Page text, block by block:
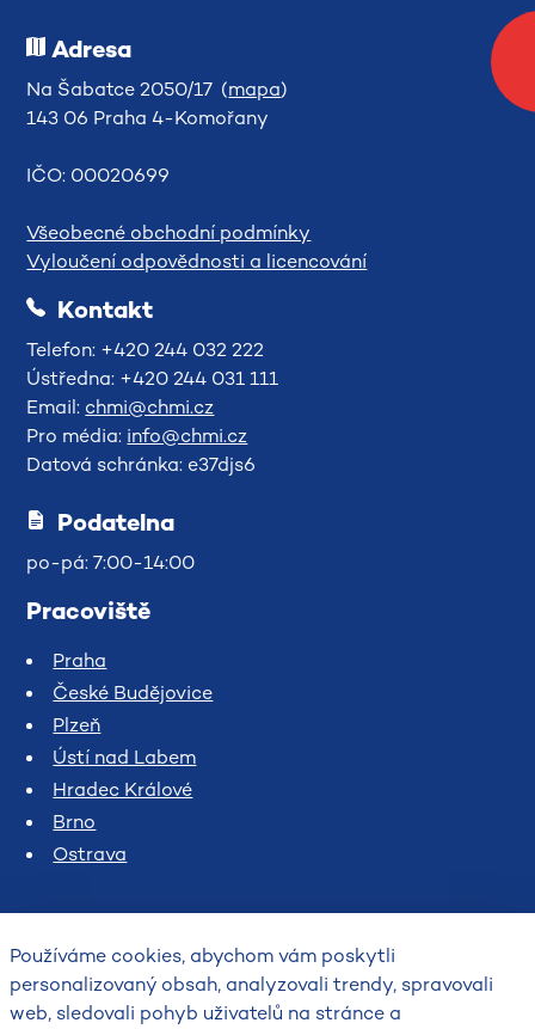
Adresa
Na Šabatce 2050/17 (mapa)
143 06 Praha 4-Komořany
IČO: 00020699
Všeobecné obchodní podmínky
Vyloučení odpovědnosti a licencování
Kontakt
Telefon: +420 244 032 222
Ústředna: +420 244 031 111
Email: chmi@chmi.cz
Pro média: info@chmi.cz
Datová schránka: e37djs6
Podatelna
po-pá: 7:00-14:00
Pracoviště
Praha
České Budějovice
Plzeň
Ústí nad Labem
Hradec Králové
Brno
Ostrava
Používáme cookies, abychom vám poskytli
personalizovaný obsah, analyzovali trendy, spravovali
web, sledovali pohyb uživatelů na stránce a